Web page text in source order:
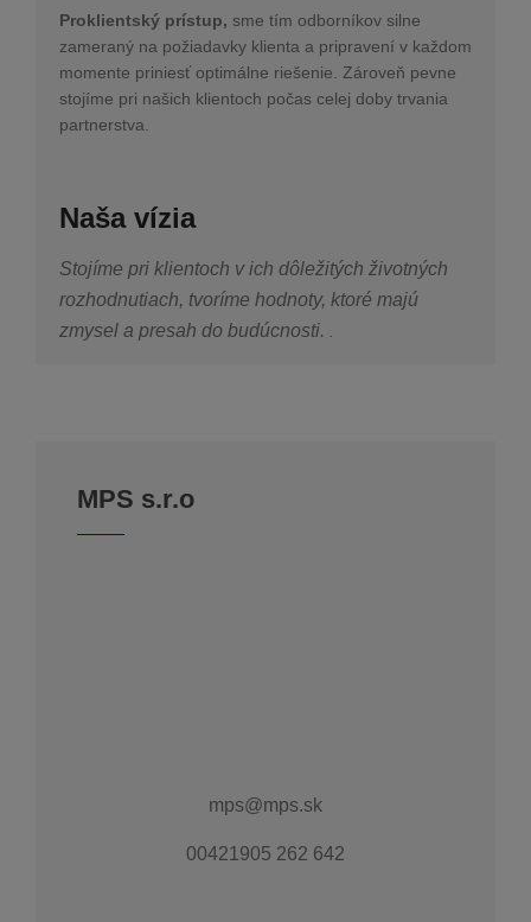
Proklientský prístup, sme tím odborníkov silne
zameraný na požiadavky klienta a pripravení v každom
momente priniesť optimálne riešenie. Zároveň pevne
stojíme pri našich klientoch počas celej doby trvania
partnerstva.
Naša vízia
Stojíme pri klientoch v ich dôležitých životných
rozhodnutiach, tvoríme hodnoty, ktoré majú
zmysel a presah do budúcnosti.
MPS s.r.o
mps@mps.sk
00421905 262 642